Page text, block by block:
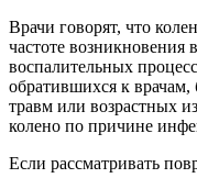
Врачи говорят, что
частоте возникновения
воспалительных
обратившихся к врачам,
травм или возрастных
колено по причине
Если рассматривать